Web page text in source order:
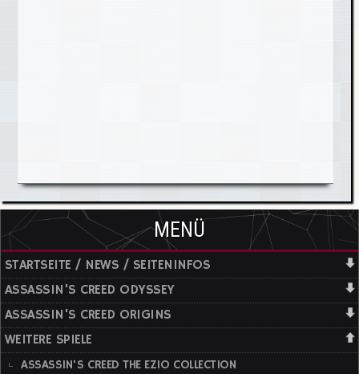
MENÜ
STARTSEITE / NEWS / SEITENINFOS
ASSASSIN'S CREED ODYSSEY
ASSASSIN'S CREED ORIGINS
WEITERE SPIELE
ASSASSIN'S CREED THE EZIO COLLECTION